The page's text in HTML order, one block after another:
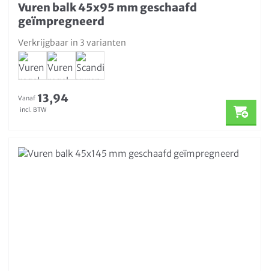
Vuren balk 45x95 mm geschaafd
geïmpregneerd
Verkrijgbaar in 3 varianten
Vanaf 13,94
incl. BTW